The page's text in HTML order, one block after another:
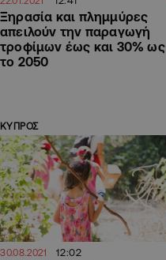
Ξηρασία και πλημμύρες
απειλούν την παραγωγή
τροφίμων έως και 30% ως
το 2050
ΚΥΠΡΟΣ
30.08.2021 12:02